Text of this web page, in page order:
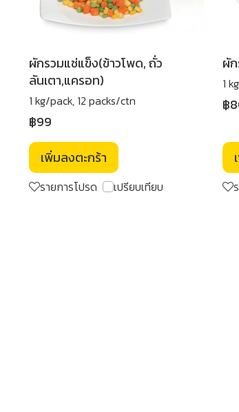
ผักรวมแช่แข็ง(ข้าวโพด, ถั่ว
ลันเตา,แครอท)
1 kg/pack, 12 packs/ctn
฿99
เพิ่มลงตะกร้า
รายการโปรด เปรียบเทียบ
ผั
1
฿